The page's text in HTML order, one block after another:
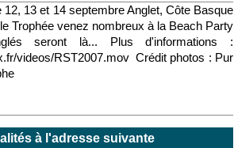
13 et 14 septembre Anglet, Côte Basque
Trophée venez nombreux à la Beach Party
seront là... Plus d'informations :
videos/RST2007.mov Crédit photos : Pur
à l'adresse suivante